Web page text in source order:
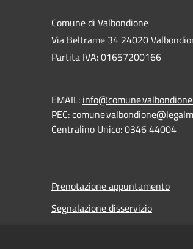
Comune di Valbondione
Via Beltrame 34 24020
Partita IVA: 01657200166
EMAIL:
PEC:
Centralino Unico: 0346 44004
Prenotazione appuntamento
Segnalazione disservizio